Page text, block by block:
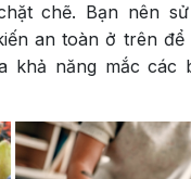
chẽ. Bạn nên
an toàn ở trên để
khả năng mắc các